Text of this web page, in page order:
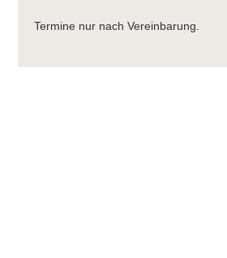
Termine nur nach Vereinbarung.